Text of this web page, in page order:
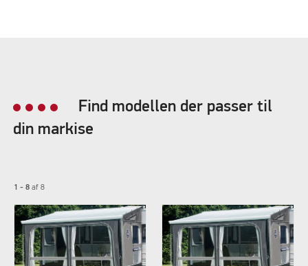
Find modellen der passer til
din markise
1 - 8af 8